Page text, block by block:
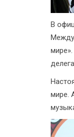
В
мире.